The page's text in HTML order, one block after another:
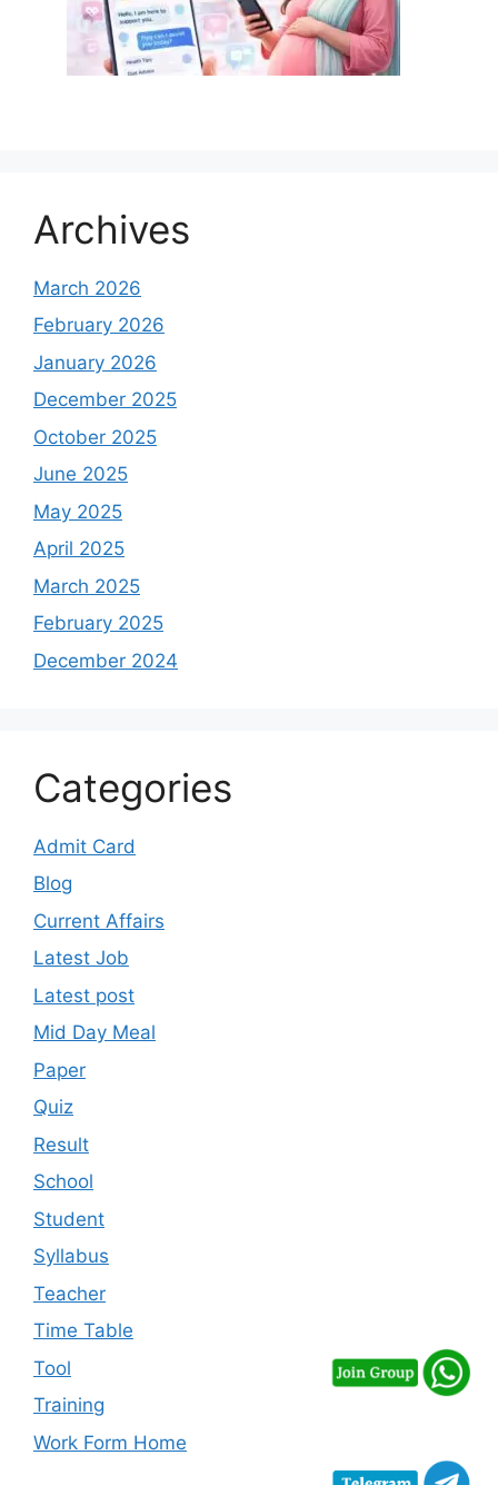
Archives
March 2026
February 2026
January 2026
December 2025
October 2025
June 2025
May 2025
April 2025
March 2025
February 2025
December 2024
Categories
Admit Card
Blog
Current Affairs
Latest Job
Latest post
Mid Day Meal
Paper
Quiz
Result
School
Student
Syllabus
Teacher
Time Table
Tool
Training
Work Form Home